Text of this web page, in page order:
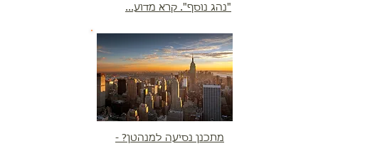
"נהג נוסף". קרא מדוע...
מתכנן נסיעה למנהטן? -